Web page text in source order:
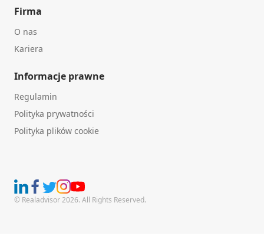
Firma
O nas
Kariera
Informacje prawne
Regulamin
Polityka prywatności
Polityka plików cookie
© Realadvisor 2026. All Rights Reserved.